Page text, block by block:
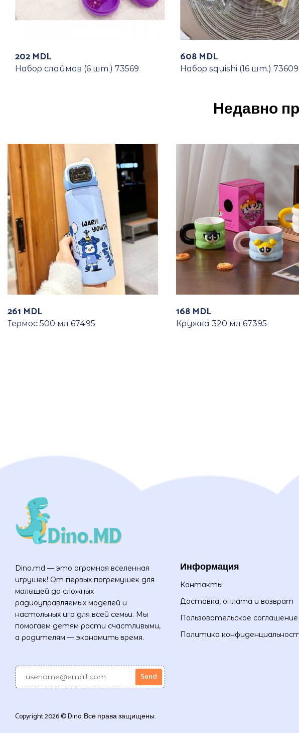
202 MDL
Набор слаймов (6 шт.) 73569
608 MDL
Набор squishi (16 шт.) 73609
Недавно
261 MDL
Термос 500 мл 67495
168 MDL
Кружка 320 мл 67395
Dino.md — это огромная вселенная
игрушек! От первых погремушек для
малышей до сложных
радиоуправляемых моделей и
настольных игр для всей семьи. Мы
помогаем детям расти счастливыми,
а родителям — экономить время.
Информация
Контакты
Доставка, оплата и возврат
Пользовательское соглашение
Политика
Copyright 2026 © Dino. Все права защищены.